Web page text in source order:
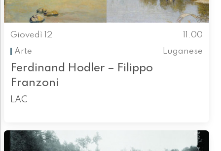
Giovedì 12
11.00
Arte
Luganese
Ferdinand Hodler – Filippo
Franzoni
LAC